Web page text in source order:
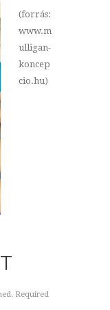
(forrás:
www.m
ulligan-
koncep
cio.hu)
Required